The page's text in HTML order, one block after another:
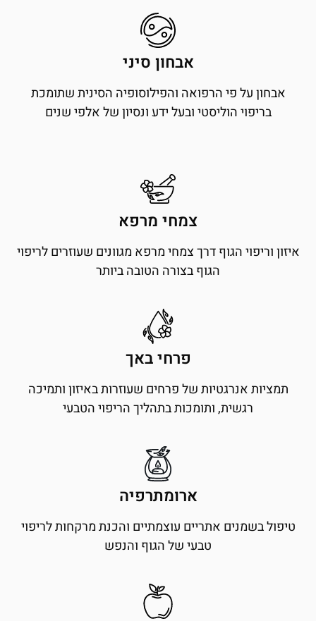
אבחון סיני
אבחון על פי הרפואה והפילוסופיה הסינית שתומכת
בריפוי הוליסטי ובעל ידע ונסיון של אלפי שנים
צמחי מרפא
איזון וריפוי הגוף דרך צמחי מרפא מגוונים שעוזרים לריפוי
הגוף בצורה הטובה ביותר
פרחי באך
תמציות אנרגטיות של פרחים שעוזרות באיזון ותמיכה
רגשית, ותומכות בתהליך הריפוי הטבעי
ארומתרפיה
טיפול בשמנים אתריים עוצמתיים והכנת מרקחות לריפוי
טבעי של הגוף והנפש